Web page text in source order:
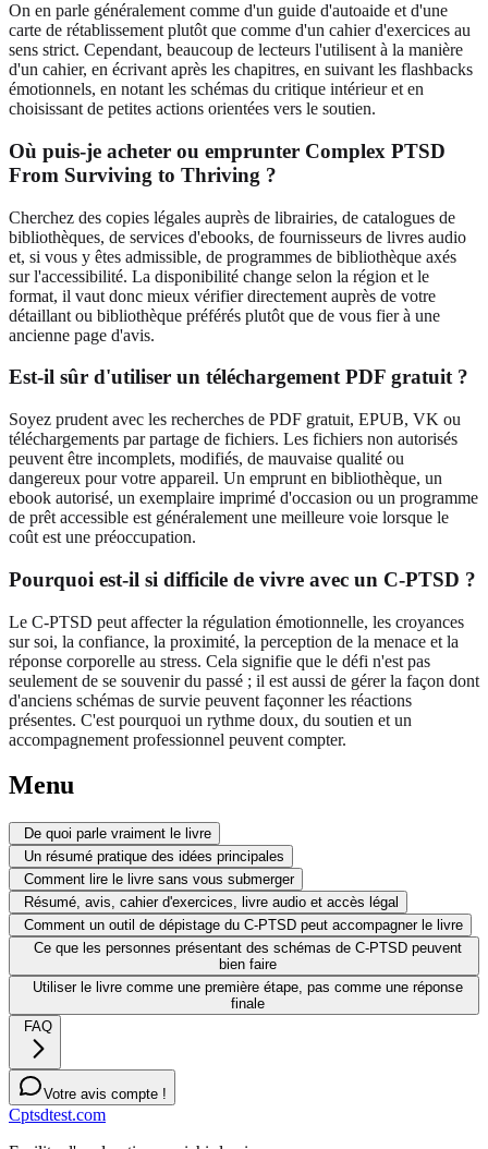
On en parle généralement comme d'un guide d'autoaide et d'une
carte de rétablissement plutôt que comme d'un cahier d'exercices au
sens strict. Cependant, beaucoup de lecteurs l'utilisent à la manière
d'un cahier, en écrivant après les chapitres, en suivant les flashbacks
émotionnels, en notant les schémas du critique intérieur et en
choisissant de petites actions orientées vers le soutien.
Où puis-je acheter ou emprunter Complex PTSD
From Surviving to Thriving ?
Cherchez des copies légales auprès de librairies, de catalogues de
bibliothèques, de services d'ebooks, de fournisseurs de livres audio
et, si vous y êtes admissible, de programmes de bibliothèque axés
sur l'accessibilité. La disponibilité change selon la région et le
format, il vaut donc mieux vérifier directement auprès de votre
détaillant ou bibliothèque préférés plutôt que de vous fier à une
ancienne page d'avis.
Est-il sûr d'utiliser un téléchargement PDF gratuit ?
Soyez prudent avec les recherches de PDF gratuit, EPUB, VK ou
téléchargements par partage de fichiers. Les fichiers non autorisés
peuvent être incomplets, modifiés, de mauvaise qualité ou
dangereux pour votre appareil. Un emprunt en bibliothèque, un
ebook autorisé, un exemplaire imprimé d'occasion ou un programme
de prêt accessible est généralement une meilleure voie lorsque le
coût est une préoccupation.
Pourquoi est-il si difficile de vivre avec un C-PTSD ?
Le C-PTSD peut affecter la régulation émotionnelle, les croyances
sur soi, la confiance, la proximité, la perception de la menace et la
réponse corporelle au stress. Cela signifie que le défi n'est pas
seulement de se souvenir du passé ; il est aussi de gérer la façon dont
d'anciens schémas de survie peuvent façonner les réactions
présentes. C'est pourquoi un rythme doux, du soutien et un
accompagnement professionnel peuvent compter.
Menu
De quoi parle vraiment le livre
Un résumé pratique des idées principales
Comment lire le livre sans vous submerger
Résumé, avis, cahier d'exercices, livre audio et accès légal
Comment un outil de dépistage du C-PTSD peut accompagner le livre
Ce que les personnes présentant des schémas de C-PTSD peuvent
bien faire
Utiliser le livre comme une première étape, pas comme une réponse
finale
FAQ
Votre avis compte !
Cptsdtest.com